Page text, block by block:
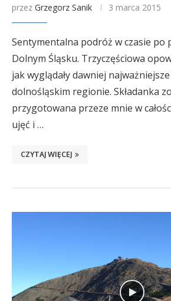
przez Grzegorz Sanik 3 marca 2015
Sentymentalna podróż w czasie po
Dolnym Śląsku. Trzyczęściowa
jak wyglądały dawniej
dolnośląskim regionie. Składanka
przygotowana przeze mnie w
ujęć i …
CZYTAJ WIĘCEJ